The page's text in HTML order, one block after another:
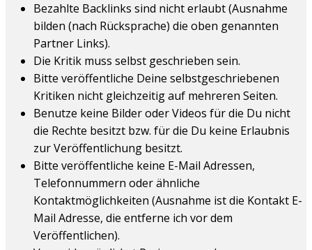
Bezahlte Backlinks sind nicht erlaubt (Ausnahme
bilden (nach Rücksprache) die oben genannten
Partner Links).
Die Kritik muss selbst geschrieben sein.
Bitte veröffentliche Deine selbstgeschriebenen
Kritiken nicht gleichzeitig auf mehreren Seiten.
Benutze keine Bilder oder Videos für die Du nicht
die Rechte besitzt bzw. für die Du keine Erlaubnis
zur Veröffentlichung besitzt.
Bitte veröffentliche keine E-Mail Adressen,
Telefonnummern oder ähnliche
Kontaktmöglichkeiten (Ausnahme ist die Kontakt E-
Mail Adresse, die entferne ich vor dem
Veröffentlichen).